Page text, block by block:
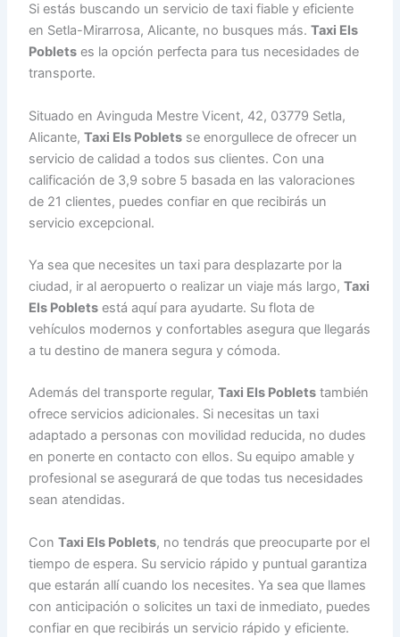
Si estás buscando un servicio de taxi fiable y eficiente
en Setla-Mirarrosa, Alicante, no busques más.Taxi Els
Poblets es la opción perfecta para tus necesidades de
transporte.
Situado en Avinguda Mestre Vicent, 42, 03779 Setla,
Alicante,Taxi Els Poblets se enorgullece de ofrecer un
servicio de calidad a todos sus clientes. Con una
calificación de 3,9 sobre 5 basada en las valoraciones
de 21 clientes, puedes confiar en que recibirás un
servicio excepcional.
Ya sea que necesites un taxi para desplazarte por la
ciudad, ir al aeropuerto o realizar un viaje más largo,Taxi
Els Poblets está aquí para ayudarte. Su flota de
vehículos modernos y confortables asegura que llegarás
a tu destino de manera segura y cómoda.
Además del transporte regular,Taxi Els Poblets también
ofrece servicios adicionales. Si necesitas un taxi
adaptado a personas con movilidad reducida, no dudes
en ponerte en contacto con ellos. Su equipo amable y
profesional se asegurará de que todas tus necesidades
sean atendidas.
ConTaxi Els Poblets, no tendrás que preocuparte por el
tiempo de espera. Su servicio rápido y puntual garantiza
que estarán allí cuando los necesites. Ya sea que llames
con anticipación o solicites un taxi de inmediato, puedes
confiar en que recibirás un servicio rápido y eficiente.